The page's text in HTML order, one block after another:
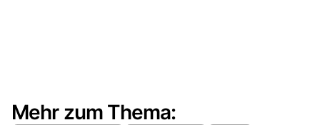
Mehr zum Thema: